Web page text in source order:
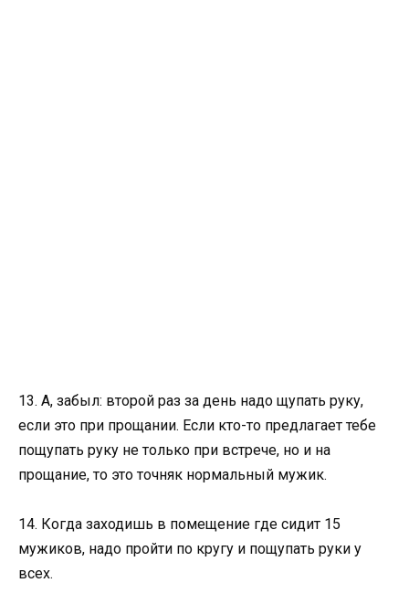
13. А, забыл: второй раз за день надо щупать руку,
если это при прощании. Если кто-то предлагает тебе
пощупать руку не только при встрече, но и на
прощание, то это точняк нормальный мужик.
14. Когда заходишь в помещение где сидит 15
мужиков, надо пройти по кругу и пощупать руки у
всех.